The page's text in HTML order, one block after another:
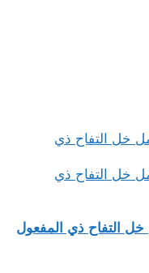
التفاح ذي المفعول